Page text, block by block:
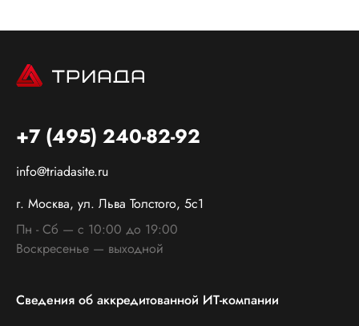
+7 (495) 240-82-92
info@triadasite.ru
г. Москва, ул. Льва Толстого, 5с1
Пн - Сб — с 10:00 до 19:00
Воскресенье — выходной
Сведения об аккредитованной ИТ-компании